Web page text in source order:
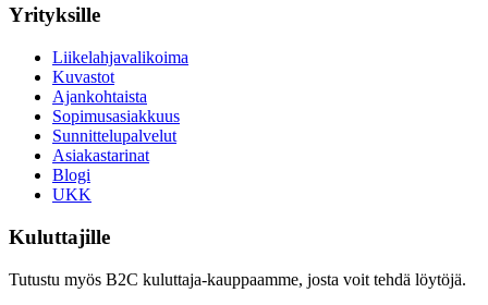
Yrityksille
Liikelahjavalikoima
Kuvastot
Ajankohtaista
Sopimusasiakkuus
Sunnittelupalvelut
Asiakastarinat
Blogi
UKK
Kuluttajille
Tutustu myös B2C kuluttaja-kauppaamme, josta voit tehdä löytöjä.